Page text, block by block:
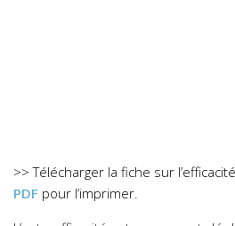
>> Télécharger la fiche sur
PDF pour l’imprimer.